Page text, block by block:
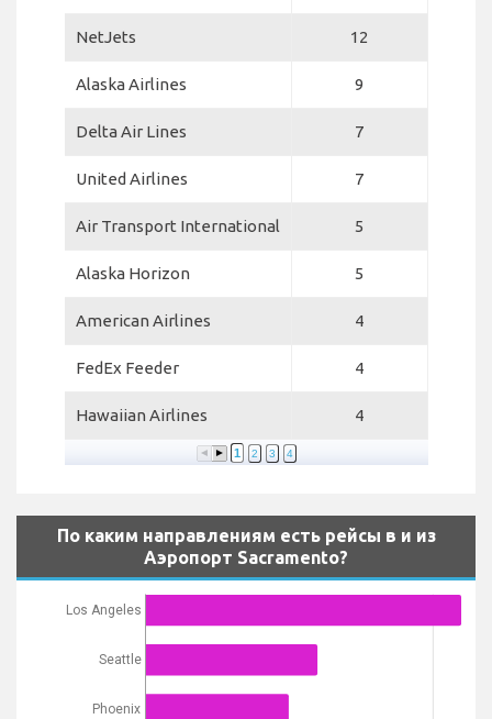
NetJets 12
Alaska Airlines 9
Delta Air Lines 7
United Airlines 7
Air Transport International 5
Alaska Horizon 5
American Airlines 4
FedEx Feeder 4
Hawaiian Airlines 4
1 2 3 4
По каким направлениям есть рейсы в и из
Аэропорт Sacramento?
Los Angeles
Seattle
Phoenix